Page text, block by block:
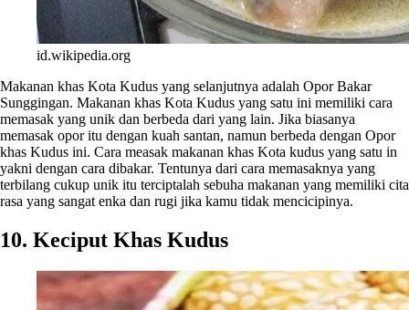
id.wikipedia.org
Makanan khas Kota Kudus yang selanjutnya adalah Opor Bakar
Sunggingan. Makanan khas Kota Kudus yang satu ini memiliki cara
memasak yang unik dan berbeda dari yang lain. Jika biasanya
memasak opor itu dengan kuah santan, namun berbeda dengan Opor
khas Kudus ini. Cara measak makanan khas Kota kudus yang satu in
yakni dengan cara dibakar. Tentunya dari cara memasaknya yang
terbilang cukup unik itu terciptalah sebuha makanan yang memiliki cita
rasa yang sangat enka dan rugi jika kamu tidak mencicipinya.
10. Keciput Khas Kudus